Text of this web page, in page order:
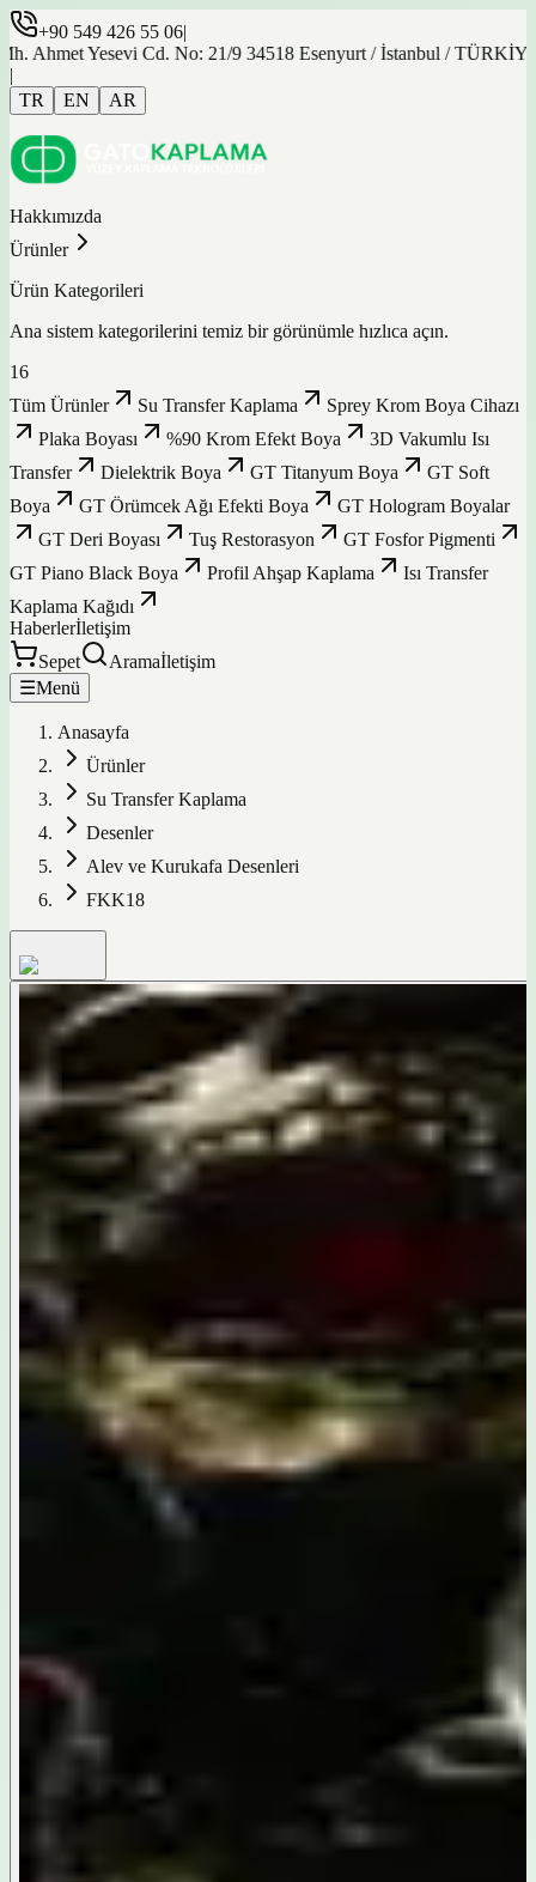
+90 549 426 55 06|
Yesevi Cd. No: 21/9 34518 Esenyurt / İstanbul / TÜRKİYE
|
TR
EN AR
Hakkımızda
Ürünler
Ürün Kategorileri
Ana sistem kategorilerini temiz bir görünümle hızlıca açın.
16
Tüm Ürünler
Su Transfer Kaplama
Sprey Krom Boya Cihazı
Plaka Boyası
%90 Krom Efekt Boya
3D Vakumlu Isı
Transfer
Dielektrik Boya GT Titanyum Boya
GT Soft
Boya
GT Örümcek Ağı Efekti Boya
GT Hologram Boyalar
GT Deri Boyası
Tuş Restorasyon
GT Fosfor Pigmenti
GT Piano Black Boya
Profil Ahşap Kaplama
Isı Transfer
Kaplama Kağıdı
Haberlerİletişim
Sepet
Aramaİletişim
☰Menü
Anasayfa
Ürünler
Su Transfer Kaplama
Desenler
Alev ve Kurukafa Desenleri
FKK18